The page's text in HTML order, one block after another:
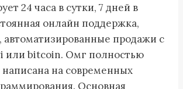
24 часа в сутки, 7 дней в
онлайн поддержка,
автоматизированные продажи с
или bitcoin. Омг полностью
написана на современных
Основная